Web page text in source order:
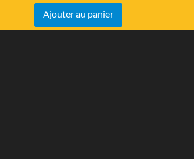
Ajouter au panier